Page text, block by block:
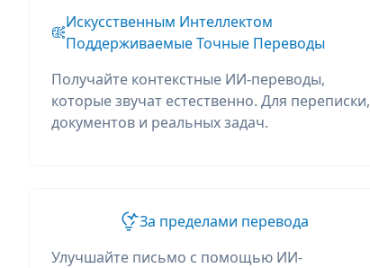
Искусственным Интеллектом
Поддерживаемые Точные Переводы
Получайте контекстные ИИ-переводы,
которые звучат естественно. Для переписки,
документов и реальных задач.
За пределами перевода
Улучшайте письмо с помощью ИИ-